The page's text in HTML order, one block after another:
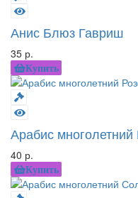
Анис Блюз Гавриш
35 р.
Купить
Арабис
40 р.
Купить